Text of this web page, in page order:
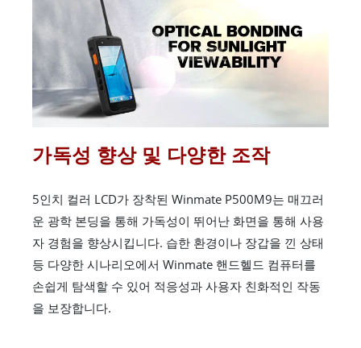
가독성 향상 및 다양한 조작
5인치 컬러 LCD가 장착된 Winmate P500M9는 매끄러
운 광학 본딩을 통해 가독성이 뛰어난 화면을 통해 사용
자 경험을 향상시킵니다. 습한 환경이나 장갑을 낀 상태
등 다양한 시나리오에서 Winmate 핸드헬드 컴퓨터를
손쉽게 탐색할 수 있어 적응성과 사용자 친화적인 작동
을 보장합니다.